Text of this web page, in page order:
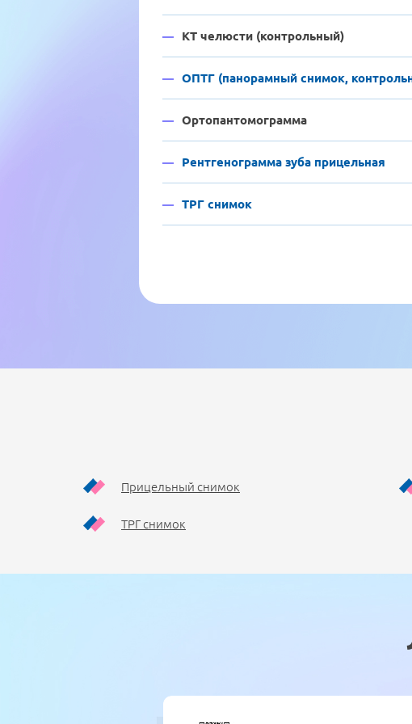
КТ челюсти (контрольный)
ОПТГ (панорамный снимок,
Ортопантомограмма
Рентгенограмма зуба прицельная
ТРГ снимок
Прицельный снимок
ТРГ снимок